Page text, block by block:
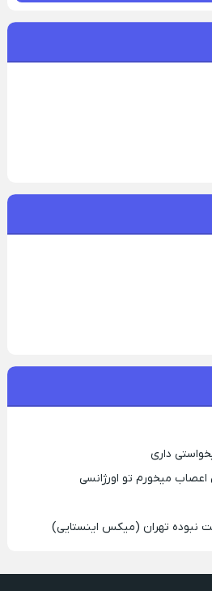
داری
میخورم تو اورژانسی
نبوده تهران (میکس اینستایی)